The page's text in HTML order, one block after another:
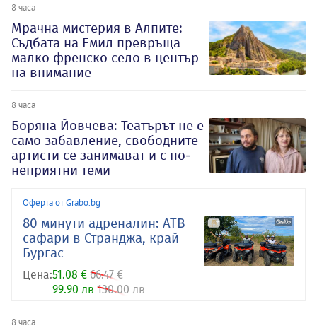
8 часа
Мрачна мистерия в Алпите:
Съдбата на Емил превръща
малко френско село в център
на внимание
8 часа
Боряна Йовчева: Театърът не е
само забавление, свободните
артисти се занимават и с по-
неприятни теми
Оферта от Grabo.bg
80 минути адреналин: АТB
сафари в Странджа, край
Бургас
Цена:51.08 € 66.47 €
99.90 лв 130.00 лв
8 часа